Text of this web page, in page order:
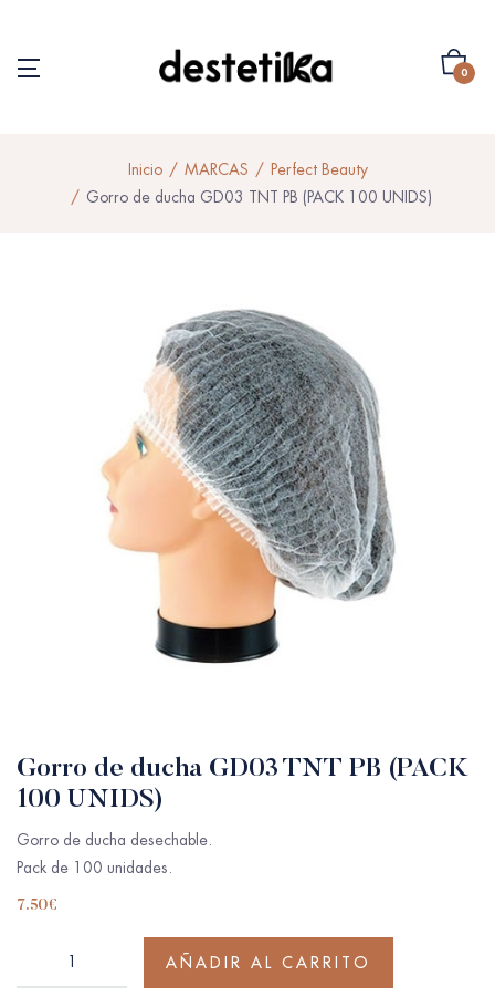
0
Inicio MARCAS
Perfect Beauty
Gorro de ducha GD03 TNT PB (PACK 100 UNIDS)
Gorro de ducha GD03 TNT PB (PACK
100 UNIDS)
Gorro de ducha desechable.
Pack de 100 unidades.
7.50€
AÑADIR AL CARRITO